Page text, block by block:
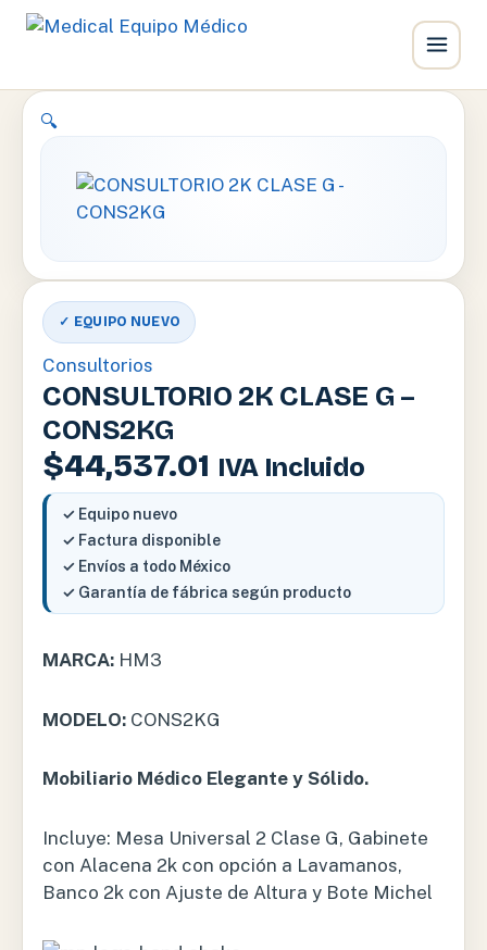
🔍
✓ EQUIPO NUEVO
Consultorios
CONSULTORIO 2K CLASE G –
CONS2KG
$44,537.01 IVA Incluido
✓ Equipo nuevo
✓ Factura disponible
✓ Envíos a todo México
✓ Garantía de fábrica según producto
MARCA: HM3
MODELO: CONS2KG
Mobiliario Médico Elegante y Sólido.
Incluye: Mesa Universal 2 Clase G, Gabinete
con Alacena 2k con opción a Lavamanos,
Banco 2k con Ajuste de Altura y Bote Michel